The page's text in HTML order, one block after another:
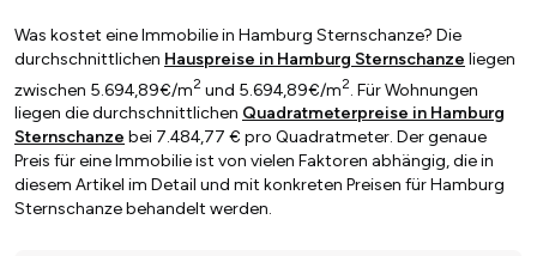
Was kostet eine Immobilie in Hamburg Sternschanze? Die
durchschnittlichen Hauspreise in Hamburg Sternschanze liegen
zwischen 5.694,89€/m2 und 5.694,89€/m2. Für Wohnungen
liegen die durchschnittlichen Quadratmeterpreise in Hamburg
Sternschanze bei 7.484,77 € pro Quadratmeter. Der genaue
Preis für eine Immobilie ist von vielen Faktoren abhängig, die in
diesem Artikel im Detail und mit konkreten Preisen für Hamburg
Sternschanze behandelt werden.